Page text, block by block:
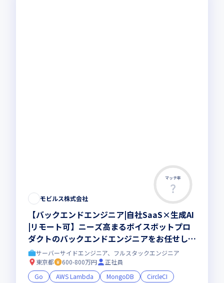
マッチ率
モビルス株式会社
【バックエンドエンジニア|自社SaaS×生成AI
|リモート可】ニーズ高まるボイスボットプロ
ダクトのバックエンドエンジニアをお任せしま
す！サーバーサイドエンジニア、フルスタックエンジニア
東京都
600-800万円
正社員
Go
AWS Lambda MongoDB
CircleCI